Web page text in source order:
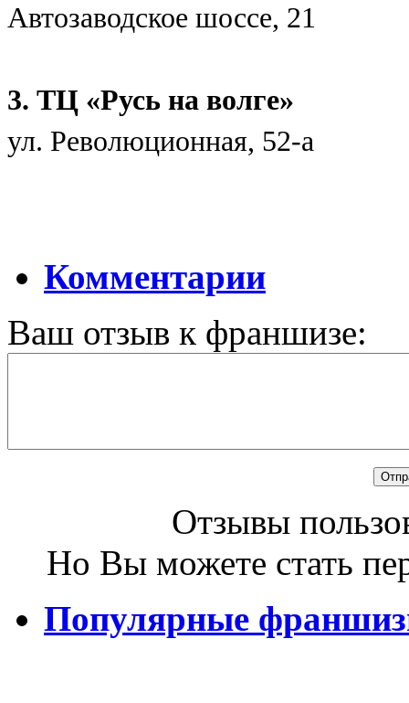
Автозаводское шоссе, 21
3. ТЦ «Русь на волге»
ул. Революционная, 52-а
Комментарии
Ваш отзыв к франшизе:
Отзывы
Но Вы можете стать
Популярные